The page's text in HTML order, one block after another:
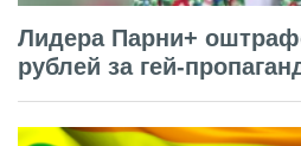
Лидера Парни+
рублей за гей-